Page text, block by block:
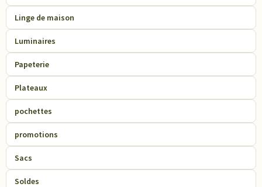
Linge de maison
Luminaires
Papeterie
Plateaux
pochettes
promotions
Sacs
Soldes